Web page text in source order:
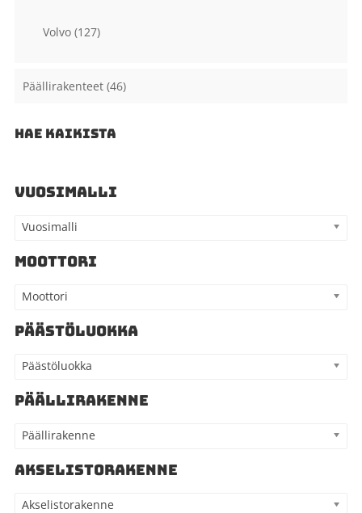
Volvo (127)
Päällirakenteet (46)
HAE KAIKISTA
VUOSIMALLI
Vuosimalli
MOOTTORI
Moottori
PÄÄSTÖLUOKKA
Päästöluokka
PÄÄLLIRAKENNE
Päällirakenne
AKSELISTORAKENNE
Akselistorakenne